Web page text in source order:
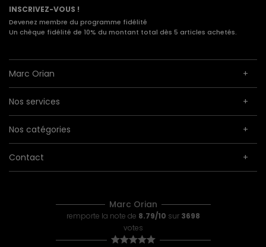
INSCRIVEZ-VOUS !
Devenez membre du programme fidélité
Un chèque fidélité de 10% du montant total dès 5 articles achetés.
Marc Orian
Nos services
Nos catégories
Contact
Marc Orian
remporte la note de 8.79/10 sur 3698
votes